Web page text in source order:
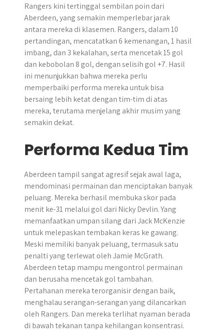
Rangers kini tertinggal sembilan poin dari
Aberdeen, yang semakin memperlebar jarak
antara mereka di klasemen. Rangers, dalam 10
pertandingan, mencatatkan 6 kemenangan, 1 hasil
imbang, dan 3 kekalahan, serta mencetak 15 gol
dan kebobolan 8 gol, dengan selisih gol +7. Hasil
ini menunjukkan bahwa mereka perlu
memperbaiki performa mereka untuk bisa
bersaing lebih ketat dengan tim-tim di atas
mereka, terutama menjelang akhir musim yang
semakin dekat.
Performa Kedua Tim
Aberdeen tampil sangat agresif sejak awal laga,
mendominasi permainan dan menciptakan banyak
peluang. Mereka berhasil membuka skor pada
menit ke-31 melalui gol dari Nicky Devlin. Yang
memanfaatkan umpan silang dari Jack McKenzie
untuk melepaskan tembakan keras ke gawang.
Meski memiliki banyak peluang, termasuk satu
penalti yang terlewat oleh Jamie McGrath.
Aberdeen tetap mampu mengontrol permainan
dan berusaha mencetak gol tambahan.
Pertahanan mereka terorganisir dengan baik,
menghalau serangan-serangan yang dilancarkan
oleh Rangers. Dan mereka terlihat nyaman berada
di bawah tekanan tanpa kehilangan konsentrasi.